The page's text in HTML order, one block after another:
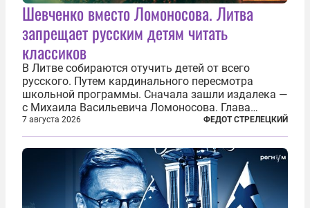
Шевченко вместо Ломоносова. Литва
запрещает русским детям читать
классиков
В Литве собираются отучить детей от всего
русского. Путем кардинального пересмотра
школьной программы. Сначала зашли издалека —
с Михаила Васильевича Ломоносова. Глава
правительства Литвы Миндаугас Синкявичюс
предложил исключить его тексты из программ
общего образования. Мотивировал он это тем,
7 августа 2026 ФЕДОТ СТРЕЛЕЦКИЙ